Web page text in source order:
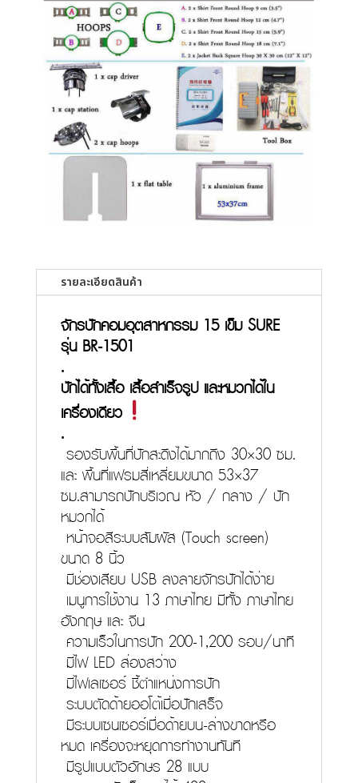
รายละเอียดสินค้า
จักรปักคอมอุตสาหกรรม 15 เข็มSURE
รุ่น BR-1501
.
ปักได้ทั้งเสื้อ เสื้อสำเร็จรูป และหมวกได้ใน
เครื่องเดียว
.
รองรับพื้นที่ปักสะดึงได้มากถึง 30×30 ซม.
และ พื้นที่แฟรมสี่เหลี่ยมขนาด 53×37
ซม.สามารถปักบริเวณ หัว / กลาง / ปัก
หมวกได้
หน้าจอสีระบบสัมผัส (Touch screen)
ขนาด 8 นิ้ว
มีช่องเสียบ USB ลงลายจักรปักได้ง่าย
เมนูการใช้งาน 13 ภาษาไทย มีทั้ง ภาษาไทย
อังกฤษ และ จีน
ความเร็วในการปัก 200-1,200 รอบ/นาที
มีไฟ LED ส่องสว่าง
มีไฟเลเซอร์ ชี้ตำแหน่งการปัก
ระบบตัดด้ายออโต้เมื่อปักเสร็จ
มีระบบเซนเซอร์เมื่อด้ายบน-ล่างขาดหรือ
หมด เครื่องจะหยุดการทำงานทันที
มีรูปแบบตัวอักษร 28 แบบ